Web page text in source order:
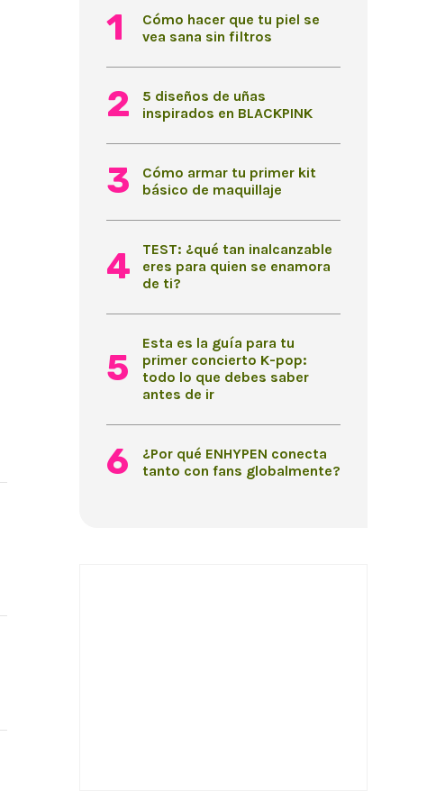
Cómo hacer que tu piel se
vea sana sin filtros
5 diseños de uñas
inspirados en BLACKPINK
Cómo armar tu primer kit
básico de maquillaje
TEST: ¿qué tan inalcanzable
eres para quien se enamora
de ti?
Esta es la guía para tu
primer concierto K-pop:
todo lo que debes saber
antes de ir
¿Por qué ENHYPEN conecta
tanto con fans globalmente?